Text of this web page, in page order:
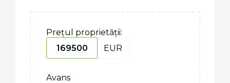
Prețul proprietății:
EUR
Avans